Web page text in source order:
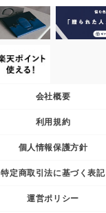
会社概要
利用規約
個人情報保護方針
特定商取引法に基づく表記
運営ポリシー